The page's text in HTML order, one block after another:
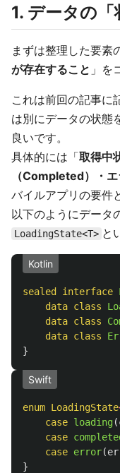
1. データの「
まずは整理した要素
が存在すること 」を
これは前回の記事に
は別にデータの状態
良いです。
具体的には「取得中
（Completed）・
バイルアプリの要件
以下のようにデータ
LoadingState<T> と
Kotlin
sealed interface
data class
data class
data class
}
Swift
enum LoadingState
case loading(
case
case error(
}